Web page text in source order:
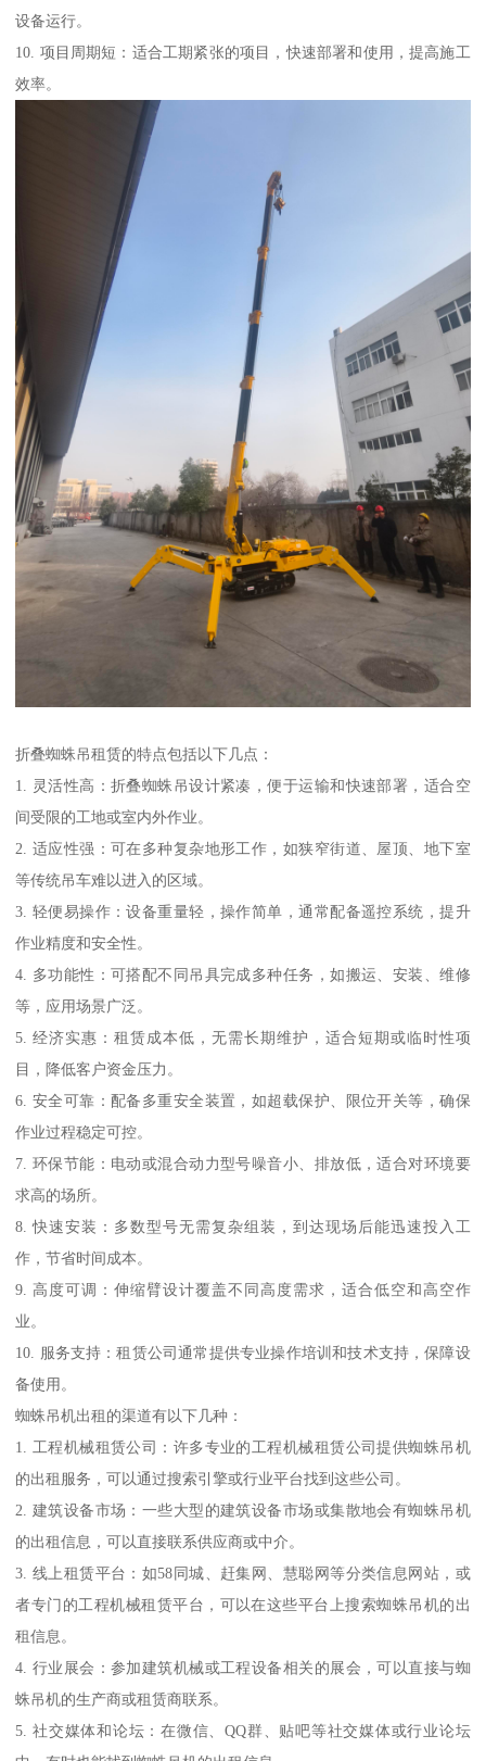
设备运行。
10. 项目周期短：适合工期紧张的项目，快速部署和使用，提高施工
效率。
折叠蜘蛛吊租赁的特点包括以下几点：
1. 灵活性高：折叠蜘蛛吊设计紧凑，便于运输和快速部署，适合空
间受限的工地或室内外作业。
2. 适应性强：可在多种复杂地形工作，如狭窄街道、屋顶、地下室
等传统吊车难以进入的区域。
3. 轻便易操作：设备重量轻，操作简单，通常配备遥控系统，提升
作业精度和安全性。
4. 多功能性：可搭配不同吊具完成多种任务，如搬运、安装、维修
等，应用场景广泛。
5. 经济实惠：租赁成本低，无需长期维护，适合短期或临时性项
目，降低客户资金压力。
6. 安全可靠：配备多重安全装置，如超载保护、限位开关等，确保
作业过程稳定可控。
7. 环保节能：电动或混合动力型号噪音小、排放低，适合对环境要
求高的场所。
8. 快速安装：多数型号无需复杂组装，到达现场后能迅速投入工
作，节省时间成本。
9. 高度可调：伸缩臂设计覆盖不同高度需求，适合低空和高空作
业。
10. 服务支持：租赁公司通常提供专业操作培训和技术支持，保障设
备使用。
蜘蛛吊机出租的渠道有以下几种：
1. 工程机械租赁公司：许多专业的工程机械租赁公司提供蜘蛛吊机
的出租服务，可以通过搜索引擎或行业平台找到这些公司。
2. 建筑设备市场：一些大型的建筑设备市场或集散地会有蜘蛛吊机
的出租信息，可以直接联系供应商或中介。
3. 线上租赁平台：如58同城、赶集网、慧聪网等分类信息网站，或
者专门的工程机械租赁平台，可以在这些平台上搜索蜘蛛吊机的出
租信息。
4. 行业展会：参加建筑机械或工程设备相关的展会，可以直接与蜘
蛛吊机的生产商或租赁商联系。
5. 社交媒体和论坛：在微信、QQ群、贴吧等社交媒体或行业论坛